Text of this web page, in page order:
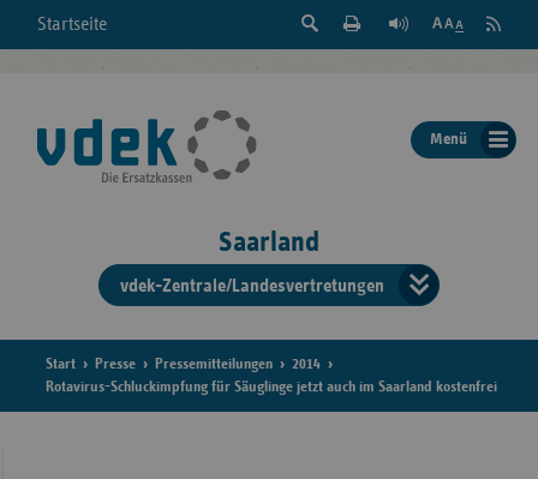
Startseite
Suche
der
Seite
Feed
Menü
Saarland
vdek-Zentrale/Landesvertretungen
der
Start Presse Pressemitteilungen
2014
Rotavirus-Schluckimpfung für Säuglinge jetzt auch im Saarland kostenfrei